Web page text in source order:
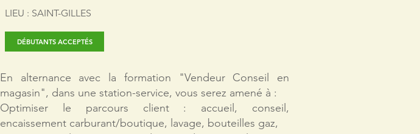
LIEU : SAINT-GILLES
DÉBUTANTS ACCEPTÉS
En alternance avec la formation "Vendeur Conseil en
magasin", dans une station-service, vous serez amené à :
Optimiser le parcours client : accueil, conseil,
encaissement carburant/boutique, lavage, bouteilles gaz,